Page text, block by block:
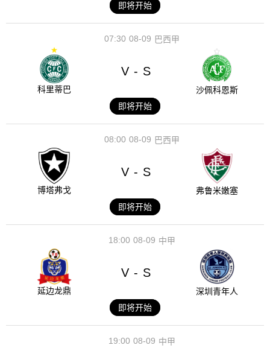
即将开始
08-09
07:30 巴西甲
科里蒂巴
V - S
沙佩科恩斯
即将开始
08-09
08:00 巴西甲
博塔弗戈
V - S
弗鲁米嫩塞
即将开始
08-09
18:00 中甲
延边龙鼎
V - S
深圳青年人
即将开始
08-09
19:00 中甲